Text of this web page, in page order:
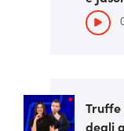
Truffe
degli